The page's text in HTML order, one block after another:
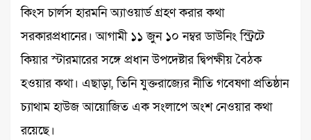
কিংস চার্লস হারমনি অ্যাওয়ার্ড গ্রহণ করার কথা
সরকারপ্রধানের। আগামী ১১ জুন ১০ নম্বর ডাউনিং স্ট্রিটে
কিয়ার স্টারমারের সঙ্গে প্রধান উপদেষ্টার দ্বিপক্ষীয় বৈঠক
হওয়ার কথা। এছাড়া, তিনি যুক্তরাজ্যের নীতি গবেষণা প্রতিষ্ঠান
চ্যাথাম হাউজ আয়োজিত এক সংলাপে অংশ নেওয়ার কথা
রয়েছে।